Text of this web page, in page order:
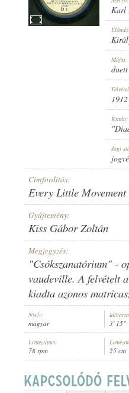
ELŐADÓ: SOLTI
1912 KÖRÜL
LEMEZSZÁM: D 1
Karl
Műfaj:
duett
Kiadó:
Jogi
Címfordítás:
Every Little
Gyűjtemény:
Kiss Gábor Zoltán
Megjegyzés:
"Csókszanatórium" -
vaudeville. A felvételt
kiadta azonos
Nyelv:
magyar 3' 15"
Lemeztípus:
78 rpm 25 cm